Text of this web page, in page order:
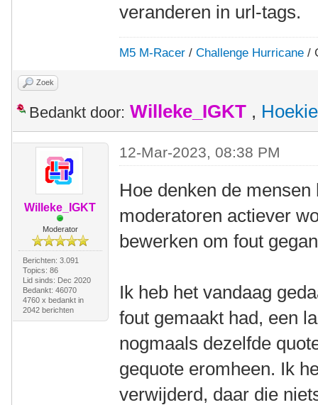
veranderen in url-tags.
M5 M-Racer /Challenge Hurricane /
Zoek
Bedankt door: Willeke_IGKT , Hoekie
Willeke_IGKT
Moderator
Berichten: 3.091
Topics: 86
Lid sinds: Dec 2020
Bedankt: 46070
4760 x bedankt in
2042 berichten
12-Mar-2023, 08:38 PM
Hoe denken de
moderatoren actiever
bewerken om fout
Ik heb het vandaag
fout gemaakt had, een
nogmaals dezelfde
gequote eromheen. Ik
verwijderd, daar die